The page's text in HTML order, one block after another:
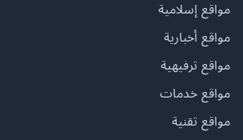
مواقع إسلامية
مواقع أخبارية
مواقع ترفيهية
مواقع خدمات
مواقع تقنية